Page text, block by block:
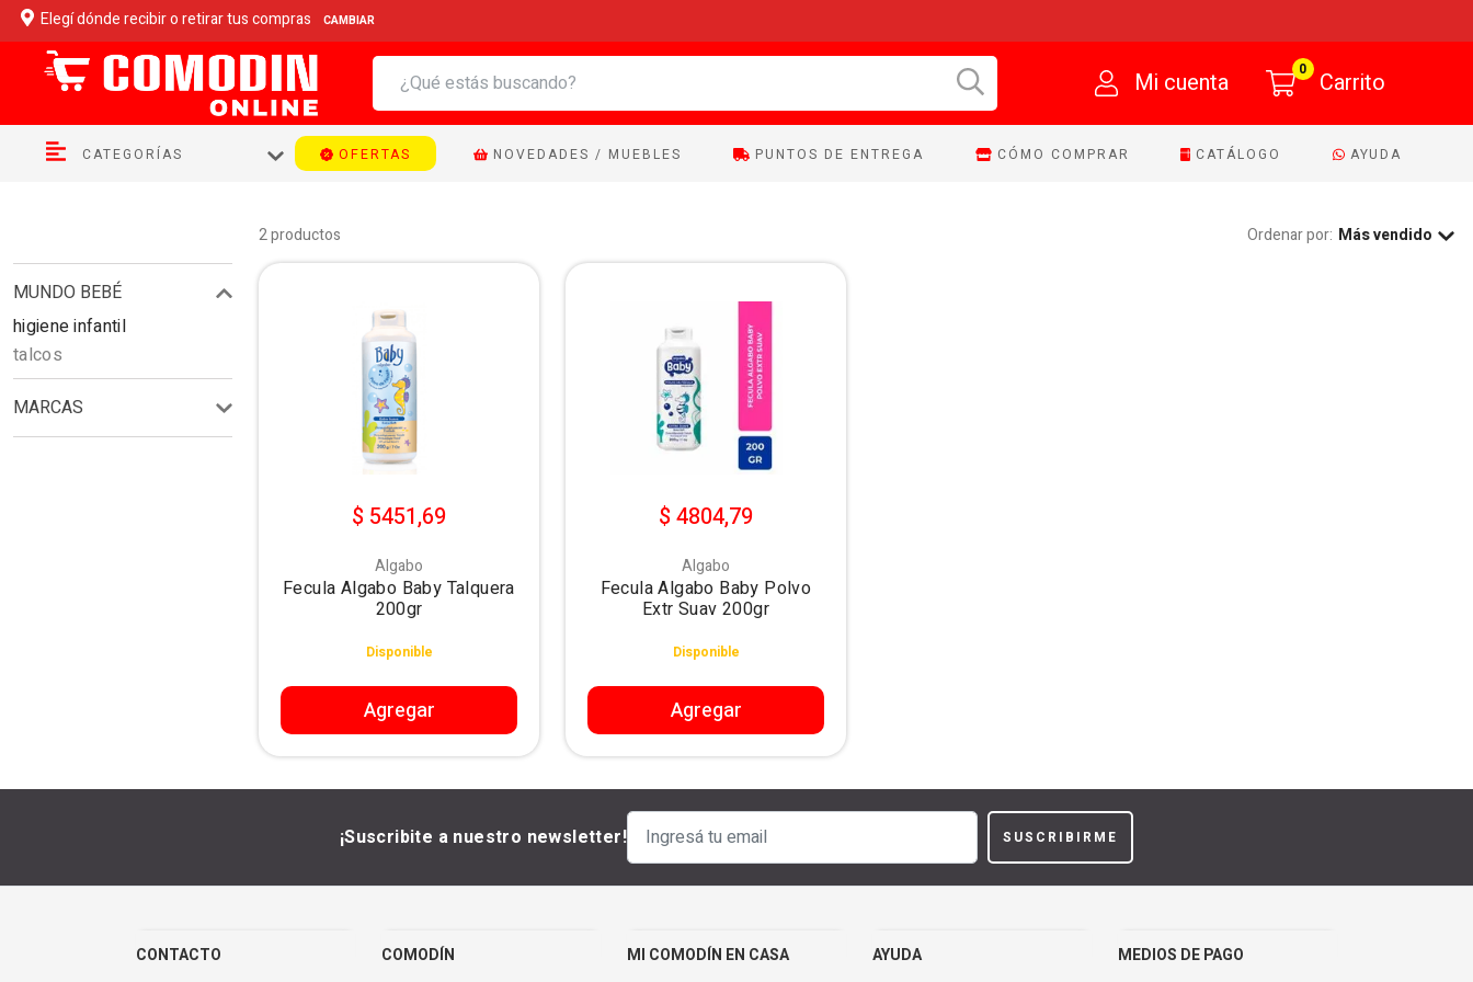
Elegí dónderecibir o retirartus compras CAMBIAR
Mi cuenta 0 Carrito
CATEGORÍAS OFERTAS NOVEDADES / MUEBLES PUNTOS DE ENTREGA CÓMO COMPRAR CATÁLOGO AYUDA
2productos Ordenar por: Más vendido
MUNDO BEBÉ
higiene infantil
talcos
MARCAS
ALGABO
$ 5451,69
Algabo
Fecula Algabo Baby Talquera
200gr
Disponible
Agregar
$ 4804,79
Algabo
Fecula Algabo Baby Polvo
Extr Suav 200gr
Disponible
Agregar
¡Suscribite a nuestro newsletter! SUSCRIBIRME
CONTACTO COMODÍN MI COMODÍN EN CASA AYUDA MEDIOS DE PAGO